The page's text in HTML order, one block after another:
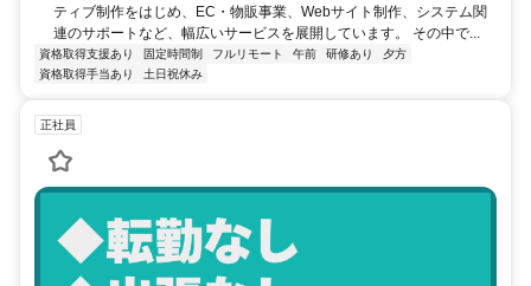
ティブ制作をはじめ、EC・物販事業、Webサイト制作、システム関
連のサポートなど、幅広いサービスを展開しています。 その中で...
資格取得支援あり 固定時間制 フルリモート 午前 研修あり
夕方
資格取得手当あり
土日祝休み
正社員